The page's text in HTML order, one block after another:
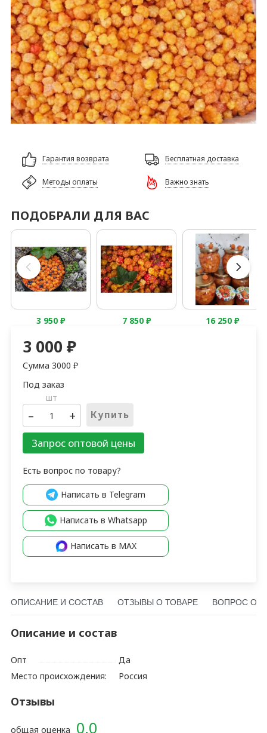
Гарантия возврата Бесплатная доставка
Методы оплаты Важно знать
ПОДОБРАЛИ ДЛЯ ВАС
3 950₽ 7 850₽ 16 250₽
3 000 ₽
Сумма 3000 ₽
шт
– + Купить
Запрос оптовой цены
Есть вопрос по товару?
Написать в Telegram
Написать в Whatsapp
Написать в MAX
ОПИСАНИЕ И СОСТАВ ОТЗЫВЫ О ТОВАРЕ ВОПРОС О
Описание и состав
Опт
Да
Место происхождения:
Россия
Отзывы
0.0
общая оценка